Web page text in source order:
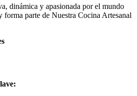
dinámica y apasionada por el mundo
forma parte de Nuestra Cocina Artesanal